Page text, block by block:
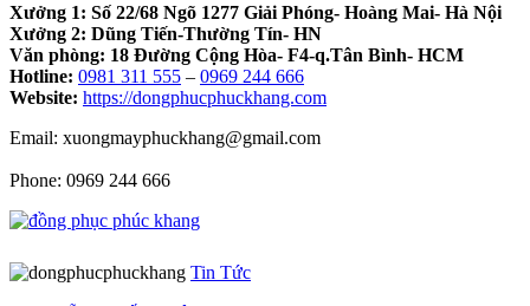
Xưởng 1: Số 22/68 Ngõ 1277 Giải Phóng- Hoàng Mai- Hà Nội
Xưởng 2: Dũng Tiến-Thường Tín- HN
Văn phòng: 18 Đường Cộng Hòa- F4-q.Tân Bình- HCM
Hotline: 0981 311 555 – 0969 244 666
Website: https://dongphucphuckhang.com
Email: xuongmayphuckhang@gmail.com
Phone: 0969 244 666
Tin Tức